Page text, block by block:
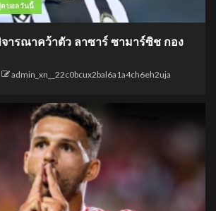
บอลวันนี้
จารณาคว้าตัว ลาซาร์ ซามาร์ซิช กอง
admin_xn__22c0bcux2bal6a1a4ch6eh2uja